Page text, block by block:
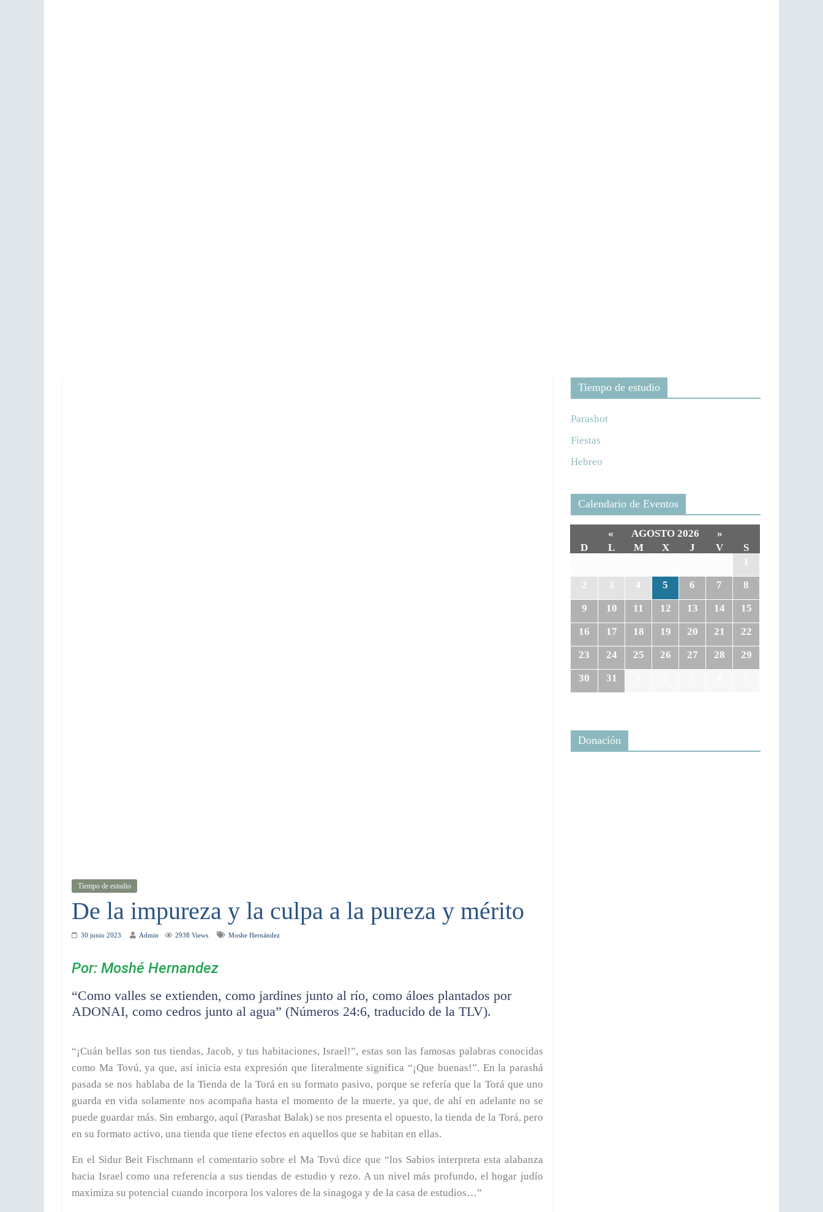
Tiempo de estudio
De la impureza y la culpa a la pureza y mérito
30 junio 2023 Admin 2938 Views Moshe Hernández
Por: Moshé Hernandez
“Como valles se extienden, como jardines junto al río, como áloes plantados por
ADONAI, como cedros junto al agua” (Números 24:6, traducido de la TLV).
“¡Cuán bellas son tus tiendas, Jacob, y tus habitaciones, Israel!”, estas son las famosas palabras conocidas
como Ma Tovú, ya que, así inicia esta expresión que literalmente significa “¡Que buenas!”. En la parashá
pasada se nos hablaba de la Tienda de la Torá en su formato pasivo, porque se refería que la Torá que uno
guarda en vida solamente nos acompaña hasta el momento de la muerte, ya que, de ahí en adelante no se
puede guardar más. Sin embargo, aquí (Parashat Balak) se nos presenta el opuesto, la tienda de la Torá, pero
en su formato activo, una tienda que tiene efectos en aquellos que se habitan en ellas.
En el Sidur Beit Fischmann el comentario sobre el Ma Tovú dice que “los Sabios interpreta esta alabanza
hacia Israel como una referencia a sus tiendas de estudio y rezo. A un nivel más profundo, el hogar judío
maximiza su potencial cuando incorpora los valores de la sinagoga y de la casa de estudios…”
Tiempo de estudio
Parashot
Fiestas
Hebreo
Calendario de Eventos
« AGOSTO 2026
»
D
L M X J V
S
1
2
3 4 5 6 7
8
9
10 11 12 13 14
15
16
17 18 19 20 21
22
23
24 25 26 27 28
29
30
31
Donación